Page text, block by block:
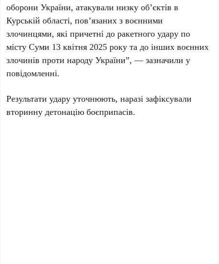
оборони України, атакували низку об’єктів в
Курській області, пов’язаних з воєнними
злочинцями, які причетні до ракетного удару по
місту Суми 13 квітня 2025 року та до інших воєнних
злочинів проти народу України”, — зазначили у
повідомленні.
Результати удару уточнюють, наразі зафіксували
вторинну детонацію боєприпасів.